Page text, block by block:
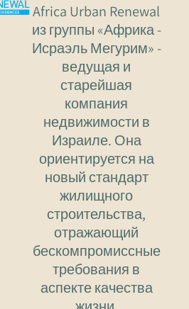
Africa Urban Renewal
из группы «Африка -
Исраэль Мегурим» -
ведущая и
старейшая
компания
недвижимости в
Израиле. Она
ориентируется на
новый стандарт
жилищного
строительства,
отражающий
бескомпромиссные
требования в
аспекте качества